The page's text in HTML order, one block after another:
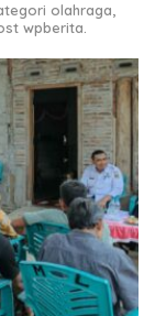
olahraga,
wpberita.